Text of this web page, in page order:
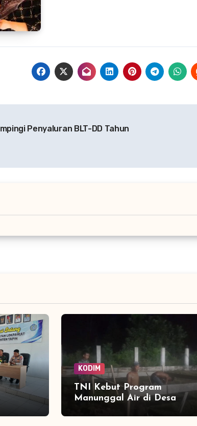
Penyaluran BLT-DD Tahun
KODIM
TNI Kebut Program
Manunggal Air di Desa
Mengalir ke Rumah Warga